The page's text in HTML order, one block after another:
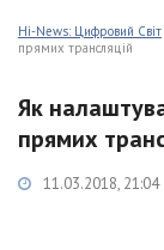
Hi-News: Цифровий Світ
прямих трансляцій
Як
прямих
11.03.2018, 21:04